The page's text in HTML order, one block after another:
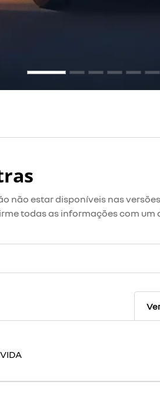
não estar disponíveis nas
todas as informações com um